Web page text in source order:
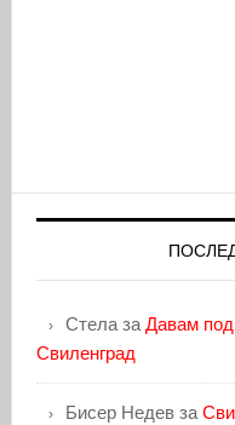
Стелаза Давам
Свиленград
Бисер Недевза